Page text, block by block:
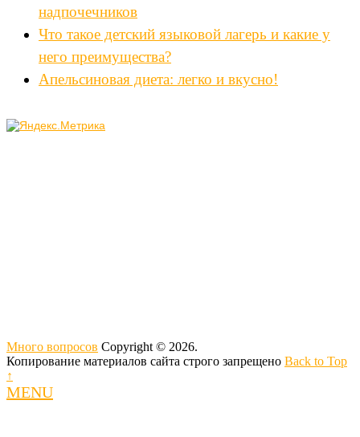
надпочечников
Что такое детский языковой лагерь и какие у
него преимущества?
Апельсиновая диета: легко и вкусно!
Много вопросов Copyright © 2026.
Копирование материалов сайта строго запрещено Back to Top
↑
MENU